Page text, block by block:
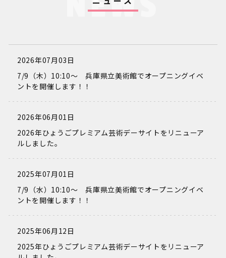
2026年07月03日
7/9（木）10:10～ 兵庫県立美術館でオープニングイベ
ントを開催します！！
2026年06月01日
2026年ひょうごプレミアム芸術デーサイトをリニューア
ルしました。
2025年07月01日
7/9（水）10:10～ 兵庫県立美術館でオープニングイベ
ントを開催します！！
2025年06月12日
2025年ひょうごプレミアム芸術デーサイトをリニューア